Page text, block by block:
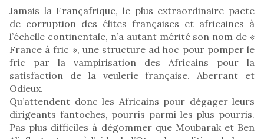
Jamais la Françafrique, le plus extraordinaire pacte
de corruption des élites françaises et africaines à
l’échelle continentale, n’a autant mérité son nom de «
France à fric », une structure ad hoc pour pomper le
fric par la vampirisation des Africains pour la
satisfaction de la veulerie française. Aberrant et
Odieux.
Qu’attendent donc les Africains pour dégager leurs
dirigeants fantoches, pourris parmi les plus pourris.
Pas plus difficiles à dégommer que Moubarak et Ben